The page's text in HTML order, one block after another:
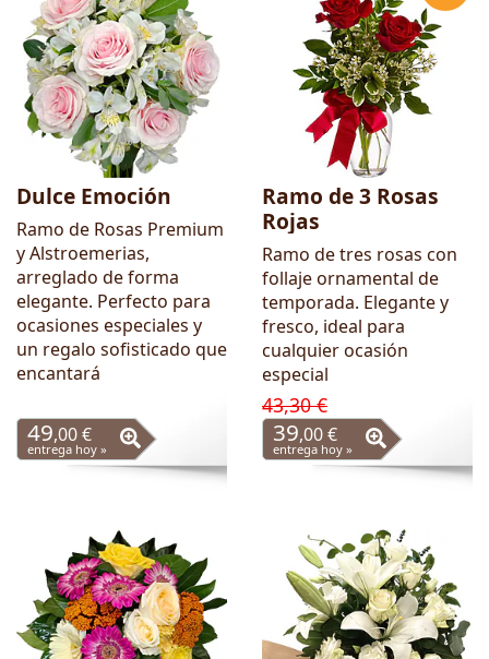
Dulce Emoción
Ramo de Rosas Premium
y Alstroemerias,
arreglado de forma
elegante. Perfecto para
ocasiones especiales y
un regalo sofisticado que
encantará
49,00 €
entrega hoy »
Ramo de 3 Rosas
Rojas
Ramo de tres rosas con
follaje ornamental de
temporada. Elegante y
fresco, ideal para
cualquier ocasión
especial
43,30 €
39,00 €
entrega hoy »